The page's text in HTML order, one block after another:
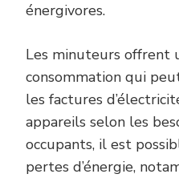
énergivores.
Les minuteurs offrent
consommation qui
les factures
appareils selon les
occupants, il est
pertes d’énergie,